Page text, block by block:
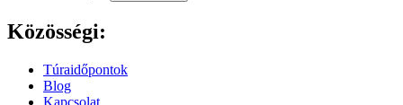
Közösségi:
Túraidőpontok
Blog
Kapcsolat